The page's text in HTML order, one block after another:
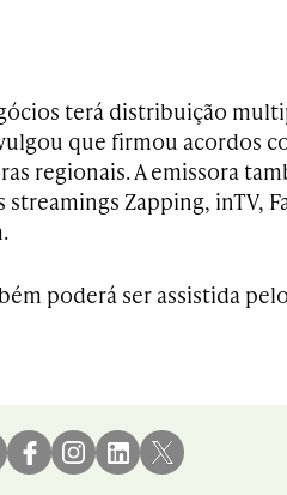
terá distribuição
que firmou acordos
regionais. A emissora
streamings Zapping, inTV,
poderá ser assistida